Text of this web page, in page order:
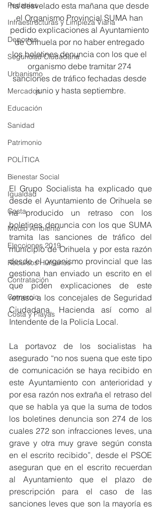
Pedanías
Infraestructuras y Limpieza Viaria
Deportes
Seguridad Ciudadana
Urbanismo
Mercados
Educación
Sanidad
Patrimonio
POLÍTICA
Bienestar Social
Igualdad
Costa
Medio Ambiente
Elecciones 2019
Recursos Humanos
Contratación
Comercio
Costa y Playas
ha desvelado esta mañana que desde
el Organismo Provincial SUMA han
pedido explicaciones al Ayuntamiento
de Orihuela por no haber entregado
los boletines denuncia con los que el
organismo debe tramitar 274
sanciones de tráfico fechadas desde
junio y hasta septiembre.
El Grupo Socialista ha explicado que
desde el Ayuntamiento de Orihuela se
ha producido un retraso con los
boletines denuncia con los que SUMA
tramita las sanciones de tráfico del
municipio de Orihuela y por esta razón
desde el organismo provincial que las
gestiona han enviado un escrito en el
que piden explicaciones de este
retraso a los concejales de Seguridad
Ciudadana, Hacienda así como al
Intendente de la Policía Local.
La portavoz de los socialistas ha
asegurado “no nos suena que este tipo
de comunicación se haya recibido en
este Ayuntamiento con anterioridad y
por esa razón nos extraña el retraso del
que se habla ya que la suma de todos
los boletines denuncia son 274 de los
cuales 272 son infracciones leves, una
grave y otra muy grave según consta
en el escrito recibido”, desde el PSOE
aseguran que en el escrito recuerdan
al Ayuntamiento que el plazo de
prescripción para el caso de las
sanciones leves que son la mayoría es